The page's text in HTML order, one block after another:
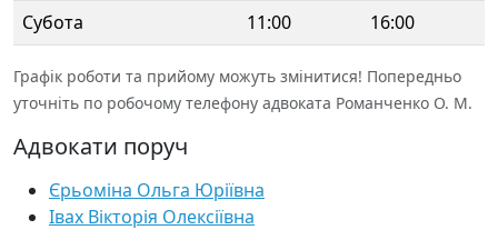
Субота
11:00 16:00
Графік роботи та прийому можуть змінитися! Попередньо
уточніть по робочому телефону адвоката Романченко О. М.
Адвокати поруч
Єрьоміна Ольга Юріївна
Івах Вікторія Олексіївна